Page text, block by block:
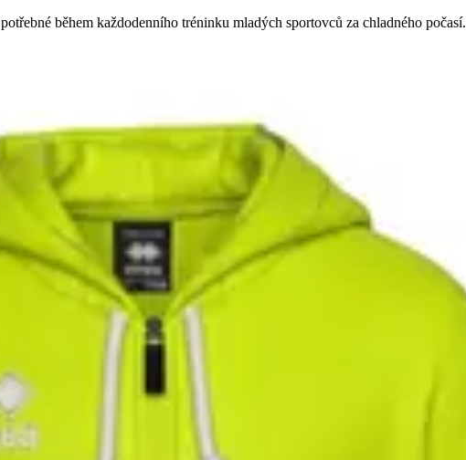
během každodenního tréninku mladých sportovců za chladného počasí.